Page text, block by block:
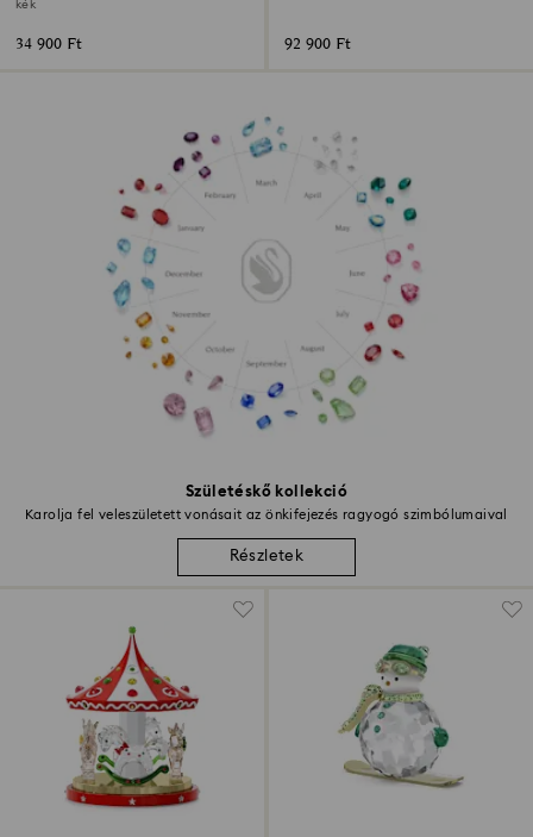
Születéskő kollekció
Karolja fel veleszületett vonásait az önkifejezés ragyogó szimbólumaival
Részletek
kék
34 900 Ft 92 900 Ft